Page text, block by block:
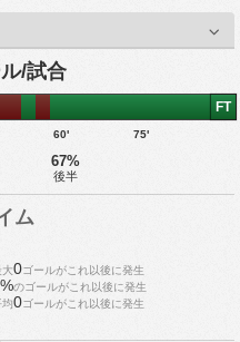
/試合
60' 75'
FT
67%
後半
ム
大0ゴールがこれ以後に発生
のゴールがこれ以後に発生
均0ゴールがこれ以後に発生